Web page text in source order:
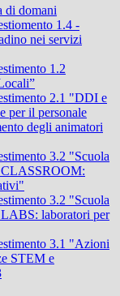
di domani
1.4 -
nei servizi
1.2
2.1 "DDI e
per il personale
degli animatori
3.2 "Scuola
3.2 "Scuola
laboratori per
3.1 "Azioni
STEM e